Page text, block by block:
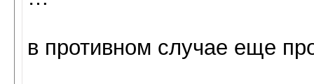
в противном случае еще